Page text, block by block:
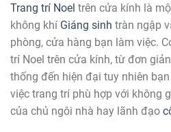
Trang trí Noel trên cửa kính là
không khí Giáng sinh tràn ngập
phòng, cửa hàng bạn làm việc.
trí Noel trên cửa kính, từ đơn
thống đến hiện đại tuy nhiên
việc trang trí phù hợp với không
của chủ ngôi nhà hay lãnh đạo